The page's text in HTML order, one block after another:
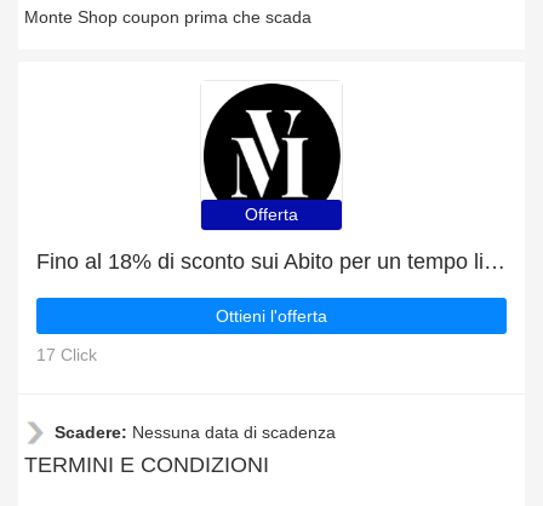
Monte Shop coupon prima che scada
Offerta
Fino al 18% di sconto sui Abito per un tempo limitato
Ottieni l'offerta
17 Click
Scadere: Nessuna data di scadenza
TERMINI E CONDIZIONI